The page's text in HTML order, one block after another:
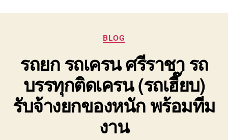
ติดต่อ
0640711613,
Categories
BLOG
รถยก รถเครน ศรีราชา รถ
บรรทุกติดเครน (รถเฮี๊ยบ)
รับจ้างยกของหนัก พร้อมทีม
งาน